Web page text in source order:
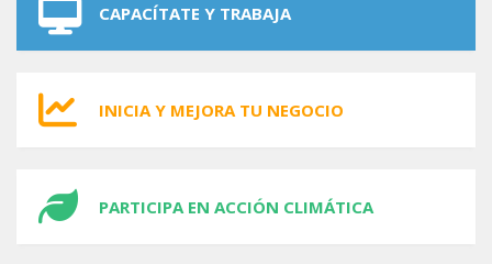
CAPACÍTATE Y TRABAJA
INICIA Y MEJORA TU NEGOCIO
PARTICIPA EN ACCIÓN CLIMÁTICA